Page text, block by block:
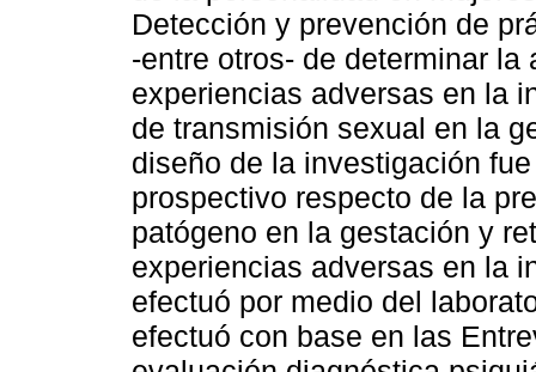
Detección y prevención de
-entre otros- de determinar
experiencias adversas en la
de transmisión sexual en la
diseño de la investigación
prospectivo respecto de la
patógeno en la gestación y
experiencias adversas en la
efectuó por medio del
efectuó con base en las